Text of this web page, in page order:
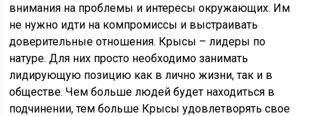
внимания на проблемы и интересы окружающих. Им
не нужно идти на компромиссы и выстраивать
доверительные отношения. Крысы – лидеры по
натуре. Для них просто необходимо занимать
лидирующую позицию как в лично жизни, так и в
обществе. Чем больше людей будет находиться в
подчинении, тем больше Крысы удовлетворять свое